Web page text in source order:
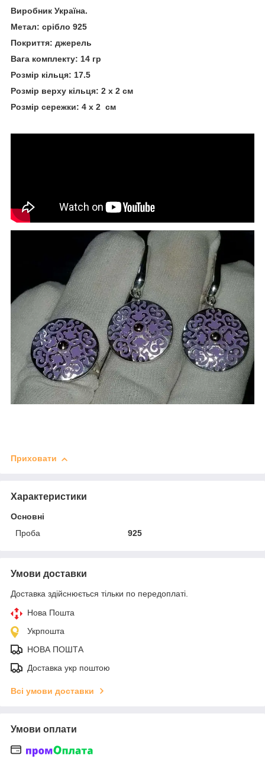
Виробник Україна.
Метал: срібло 925
Покриття: джерель
Вага комплекту: 14 гр
Розмір кільця: 17.5
Розмір верху кільця: 2 х 2 см
Розмір сережки: 4 х 2 см
Приховати
Характеристики
Основні
Проба
925
Умови доставки
Доставка здійснюється тільки по передоплаті.
Нова Пошта
Укрпошта
НОВА ПОШТА
Доставка укр поштою
Всі умови доставки
Умови оплати